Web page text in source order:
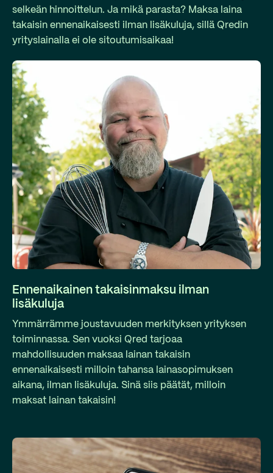
selkeän hinnoittelun. Ja mikä parasta? Maksa laina
takaisin ennenaikaisesti ilman lisäkuluja, sillä Qredin
yrityslainalla ei ole sitoutumisaikaa!
Ennenaikainen takaisinmaksu ilman
lisäkuluja
Ymmärrämme joustavuuden merkityksen yrityksen
toiminnassa. Sen vuoksi Qred tarjoaa
mahdollisuuden maksaa lainan takaisin
ennenaikaisesti milloin tahansa lainasopimuksen
aikana, ilman lisäkuluja. Sinä siis päätät, milloin
maksat lainan takaisin!